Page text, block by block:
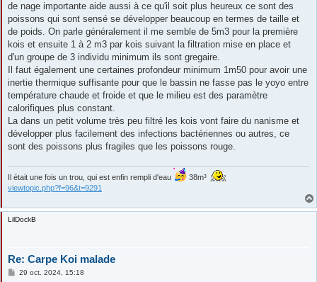
de nage importante aide aussi à ce qu'il soit plus heureux ce sont des
poissons qui sont sensé se développer beaucoup en termes de taille et
de poids. On parle généralement il me semble de 5m3 pour la première
kois et ensuite 1 à 2 m3 par kois suivant la filtration mise en place et
d'un groupe de 3 individu minimum ils sont gregaire.
Il faut également une certaines profondeur minimum 1m50 pour avoir une
inertie thermique suffisante pour que le bassin ne fasse pas le yoyo entre
température chaude et froide et que le milieu est des paramètre
calorifiques plus constant.
La dans un petit volume très peu filtré les kois vont faire du nanisme et
développer plus facilement des infections bactériennes ou autres, ce
sont des poissons plus fragiles que les poissons rouge.
Il était une fois un trou, qui est enfin rempli d'eau
38m³
viewtopic.php?f=96&t=9291
LilDockB
Re: Carpe Koi malade
M29 oct. 2024, 15:18